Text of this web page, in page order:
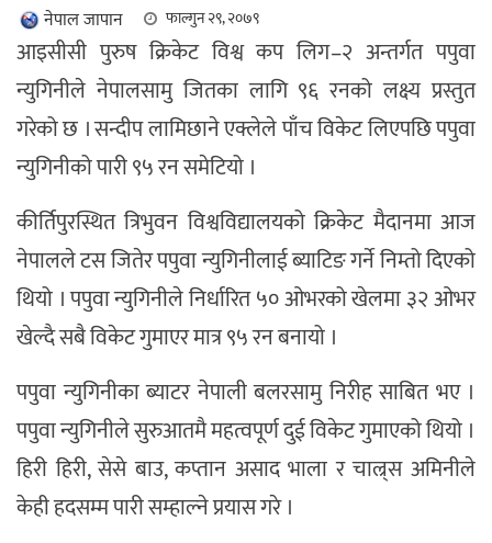
नेपाल जापान फाल्गुन २९, २०७९
आइसीसी पुरुष क्रिकेट विश्व कप लिग–२ अन्तर्गत पपुवा
न्युगिनीले नेपालसामु जितका लागि ९६ रनको लक्ष्य प्रस्तुत
गरेको छ । सन्दीप लामिछाने एक्लेले पाँच विकेट लिएपछि पपुवा
न्युगिनीको पारी ९५ रन समेटियो ।
कीर्तिपुरस्थित त्रिभुवन विश्वविद्यालयको क्रिकेट मैदानमा आज
नेपालले टस जितेर पपुवा न्युगिनीलाई ब्याटिङ गर्ने निम्तो दिएको
थियो । पपुवा न्युगिनीले निर्धारित ५० ओभरको खेलमा ३२ ओभर
खेल्दै सबै विकेट गुमाएर मात्र ९५ रन बनायो ।
पपुवा न्युगिनीका ब्याटर नेपाली बलरसामु निरीह साबित भए ।
पपुवा न्युगिनीले सुरुआतमै महत्वपूर्ण दुई विकेट गुमाएको थियो ।
हिरी हिरी, सेसे बाउ, कप्तान असाद भाला र चाल्र्स अमिनीले
केही हदसम्म पारी सम्हाल्ने प्रयास गरे ।